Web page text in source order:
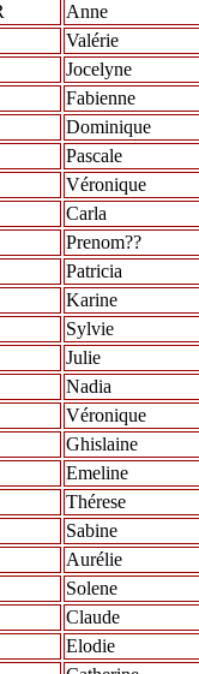
Anne
Valérie
Jocelyne
Fabienne
Dominique
Pascale
Véronique
Carla
Prenom??
Patricia
Karine
Sylvie
Julie
Nadia
Véronique
Ghislaine
Emeline
Thérese
Sabine
Aurélie
Solene
Claude
Elodie